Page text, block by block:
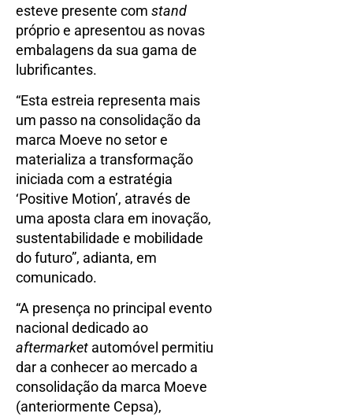
esteve presente com stand
próprio e apresentou as novas
embalagens da sua gama de
lubrificantes.
“Esta estreia representa mais
um passo na consolidação da
marca Moeve no setor e
materializa a transformação
iniciada com a estratégia
‘Positive Motion’, através de
uma aposta clara em inovação,
sustentabilidade e mobilidade
do futuro”, adianta, em
comunicado.
“A presença no principal evento
nacional dedicado ao
aftermarket automóvel permitiu
dar a conhecer ao mercado a
consolidação da marca Moeve
(anteriormente Cepsa),